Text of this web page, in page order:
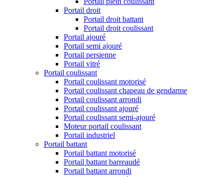
Portail droit
Portail droit battant
Portail droit coulissant
Portail ajouré
Portail semi ajouré
Portail persienne
Portail vitré
Portail coulissant
Portail coulissant motorisé
Portail coulissant chapeau de gendarme
Portail coulissant arrondi
Portail coulissant ajouré
Portail coulissant semi-ajouré
Moteur portail coulissant
Portail industriel
Portail battant
Portail battant motorisé
Portail battant barreaudé
Portail battant arrondi